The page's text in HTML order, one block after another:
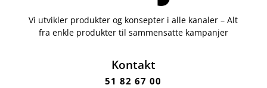
Vi utvikler produkter og konsepter i alle kanaler – Alt
fra enkle produkter til sammensatte kampanjer
Kontakt
51 82 67 00